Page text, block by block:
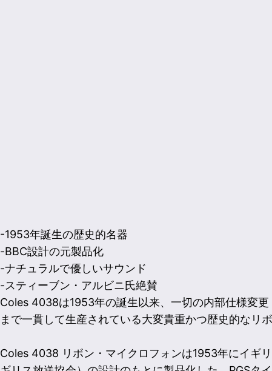
-1953年誕生の歴史的名器
-BBC設計の元製品化
-ナチュラルで優しいサウンド
-スティーブン・アルビニ氏絶賛
Coles 4038は1953年の誕生以来、一切の内部仕様変
まで一貫して生産されている大変貴重かつ歴史的なリ
Coles 4038 リボン・マイクロフォンは1953年にイギ